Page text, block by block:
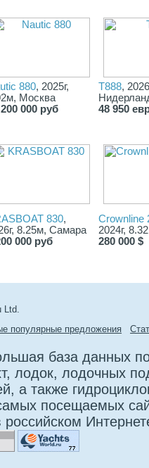
880, 2025г,
Москва
000 руб
T888,
48 950
830,
8.25м, Самара
000 руб
Crownline
2024г,
280 000 $
Ltd.
популярные предложения
база данных
лодок, лодочных
а также
посещаемых